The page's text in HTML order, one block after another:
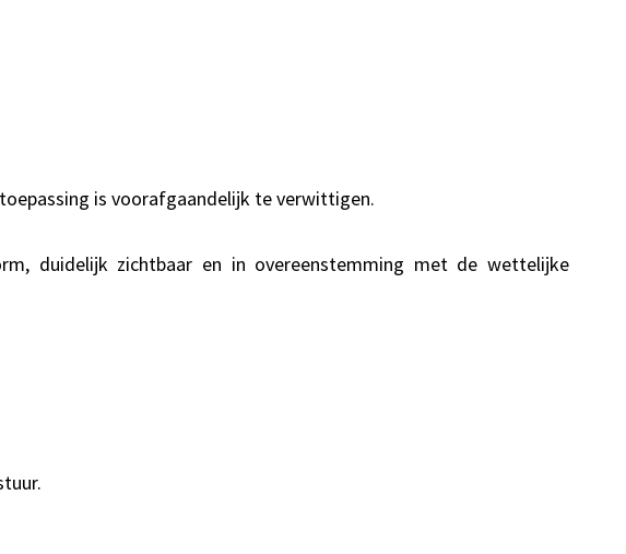
is voorafgaandelijk te verwittigen.
duidelijk zichtbaar en in overeenstemming met de wettelijke